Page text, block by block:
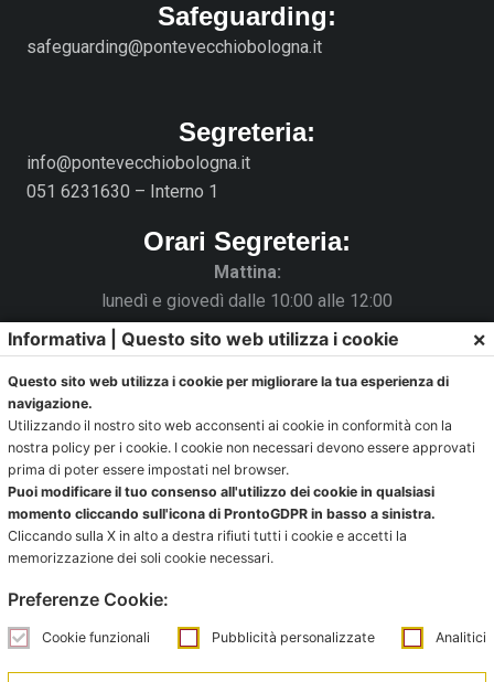
Safeguarding:
safeguarding@pontevecchiobologna.it
Segreteria:
info@pontevecchiobologna.it
051 6231630 – Interno 1
Orari Segreteria:
Mattina:
lunedì e giovedì dalle 10:00 alle 12:00
Pomeriggio:
da lunedì a giovedì dalle 15:30 alle 18:00
Venerdì chiuso
La Segreteria si trova al C.s. Pertini con accesso da via
Gubellini n.7 al primo piano.
Ufficio impianti:
impianti@pontevecchiobologna.it
051 6231630 – Interno 2
Informativa | Questo sito web utilizza i cookie ×
Questo sito web utilizza i cookie per migliorare la tua esperienza di
navigazione.
Utilizzando il nostro sito web acconsenti ai cookie in conformità con la
nostra policy per i cookie. I cookie non necessari devono essere approvati
prima di poter essere impostati nel browser.
Puoi modificare il tuo consenso all'utilizzo dei cookie in qualsiasi
momento cliccando sull'icona di ProntoGDPR in basso a sinistra.
Cliccando sulla X in alto a destra rifiuti tutti i cookie e accetti la
memorizzazione dei soli cookie necessari.
Preferenze Cookie:
Cookie funzionali Pubblicità personalizzate Analitici